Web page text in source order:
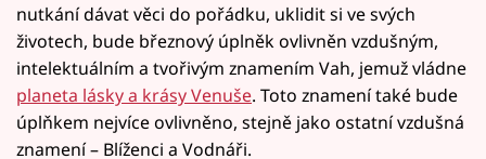
nutkání dávat věci do pořádku, uklidit si ve svých
životech, bude březnový úplněk ovlivněn vzdušným,
intelektuálním a tvořivým znamením Vah, jemuž vládne
planeta lásky a krásy Venuše. Toto znamení také bude
úplňkem nejvíce ovlivněno, stejně jako ostatní vzdušná
znamení – Blíženci a Vodnáři.